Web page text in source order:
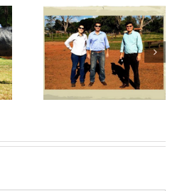
Visitas no Fazendão